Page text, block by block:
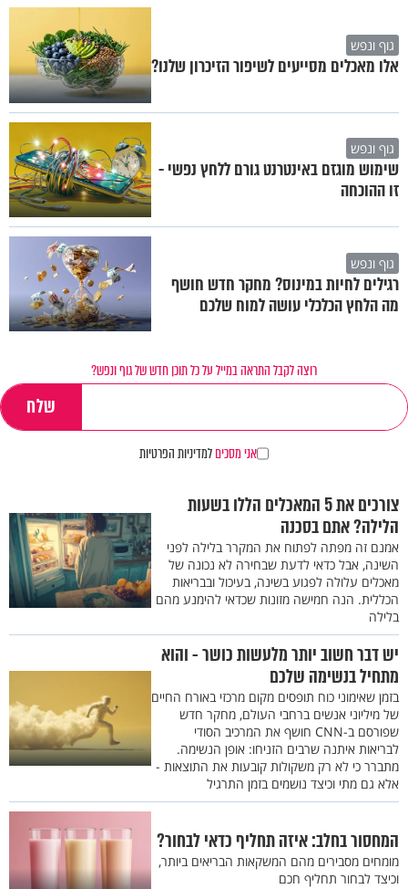
גוף ונפש
אלו מאכלים מסייעים לשיפור הזיכרון שלנו?
גוף ונפש
שימוש מוגזם באינטרנט גורם ללחץ נפשי -
זו ההוכחה
גוף ונפש
רגילים לחיות במינוס? מחקר חדש חושף
מה הלחץ הכלכלי עושה למוח שלכם
רוצה לקבל התראה במייל על כל תוכן חדש של גוף ונפש?
אני מסכיםלמדיניות הפרטיות
צורכים את 5 המאכלים הללו בשעות
הלילה? אתם בסכנה
אמנם זה מפתה לפתוח את המקרר בלילה לפני
השינה, אבל כדאי לדעת שבחירה לא נכונה של
מאכלים עלולה לפגוע בשינה, בעיכול ובבריאות
הכללית. הנה חמישה מזונות שכדאי להימנע מהם
בלילה
יש דבר חשוב יותר מלעשות כושר - והוא
מתחיל בנשימה שלכם
בזמן שאימוני כוח תופסים מקום מרכזי באורח החיים
של מיליוני אנשים ברחבי העולם, מחקר חדש
שפורסם ב-CNN חושף את המרכיב הסודי
לבריאות איתנה שרבים הזניחו: אופן הנשימה.
מתברר כי לא רק משקולות קובעות את התוצאות -
אלא גם מתי וכיצד נושמים בזמן התרגיל
המחסור בחלב: איזה תחליף כדאי לבחור?
מומחים מסבירים מהם המשקאות הבריאים ביותר,
וכיצד לבחור תחליף חכם